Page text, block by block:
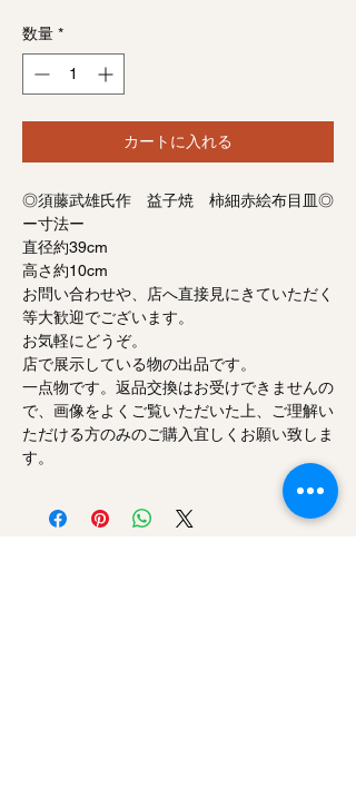
数量 *
カートに入れる
◎須藤武雄氏作 益子焼 柿細赤絵布目皿◎
ー寸法ー
直径約39cm
高さ約10cm
お問い合わせや、店へ直接見にきていただく
等大歓迎でございます。
お気軽にどうぞ。
店で展示している物の出品です。
一点物です。返品交換はお受けできませんの
で、画像をよくご覧いただいた上、ご理解い
ただける方のみのご購入宜しくお願い致しま
す。